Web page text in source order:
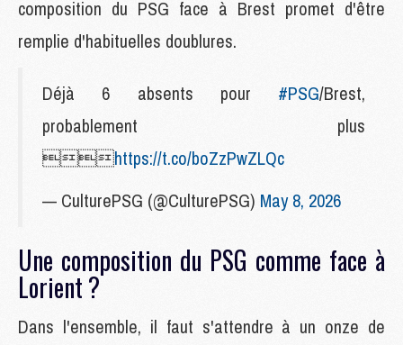
composition du PSG face à Brest promet d'être
remplie d'habituelles doublures.
Déjà 6 absents pour #PSG/Brest,
probablement plus
https://t.co/boZzPwZLQc
— CulturePSG (@CulturePSG) May 8, 2026
Une composition du PSG comme face à
Lorient ?
Dans l'ensemble, il faut s'attendre à un onze de